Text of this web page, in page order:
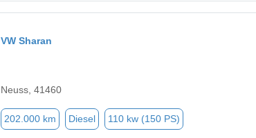
VW Sharan
Neuss, 41460
202.000 km Diesel 110 kw (150 PS)